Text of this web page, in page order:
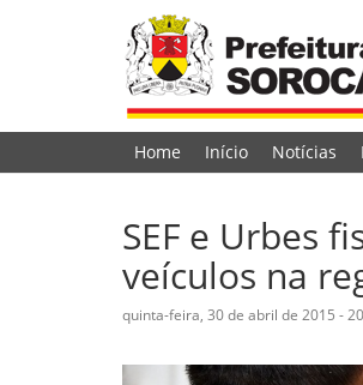
Home Início Notícias
SEF e Urbes
veículos na
quinta-feira, 30 de abril de 2015 -